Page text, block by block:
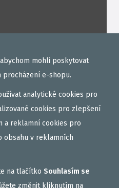
mohli poskytovat
procházení e-shopu.
analytické cookies pro
cookies pro zlepšení
a reklamní cookies pro
obsahu v reklamních
na tlačítko Souhlasím se
změnit kliknutím na